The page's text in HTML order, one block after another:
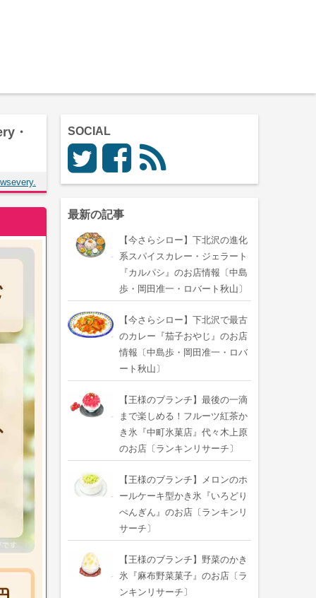
・
SOCIAL
最新の記事
【今さらシロー】下北沢の進化
系スパイスカレー・ジェラート
『カルパシ』のお店情報〔中島
歩・岡田准一・ロバート秋山〕
【今さらシロー】下北沢で最古
のカレー『茄子おやじ』のお店
情報〔中島歩・岡田准一・ロバ
ート秋山〕
【王様のブランチ】最後の一滴
まで楽しめる！フルーツ紅茶か
き氷『中町氷菓店』代々木上原
のお店〔ランキンリサーチ〕
【王様のブランチ】メロンのホ
ールケーキ型かき氷『いろどり
ぺんぎん』のお店〔ランキンリ
サーチ〕
【王様のブランチ】野菜のかき
氷『麻布野菜菓子』のお店〔ラ
ンキンリサーチ〕